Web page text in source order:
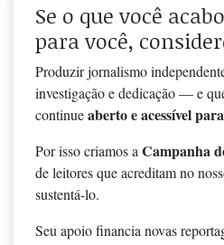
Se o que você
para você,
Produzir jornalismo
investigação e dedicação — e
continueaberto e acessível
Por isso criamos a Campanha
de leitores que acreditam no
sustentá-lo.
Seu apoio financia novas